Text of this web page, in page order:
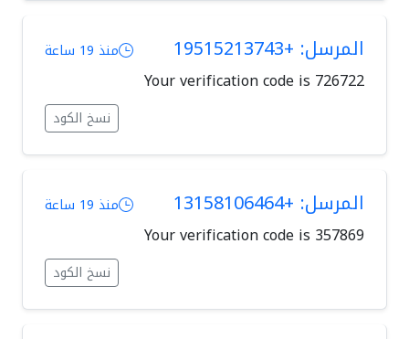
المرسل: +19515213743 منذ 19 ساعة
Your verification code is 726722
نسخ الكود
المرسل: +13158106464 منذ 19 ساعة
Your verification code is 357869
نسخ الكود